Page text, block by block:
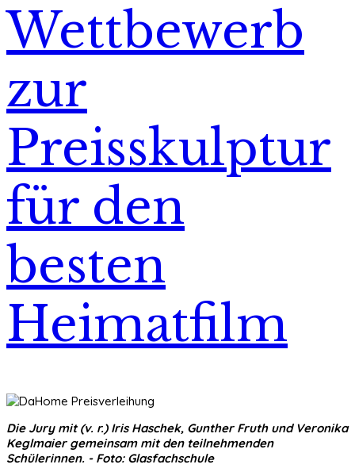
Wettbewerb
zur
Preisskulptur
für den
besten
Heimatfilm
Die Jury mit (v. r.) Iris Haschek, Gunther Fruth und Veronika
Keglmaier gemeinsam mit den teilnehmenden
Schülerinnen. - Foto: Glasfachschule